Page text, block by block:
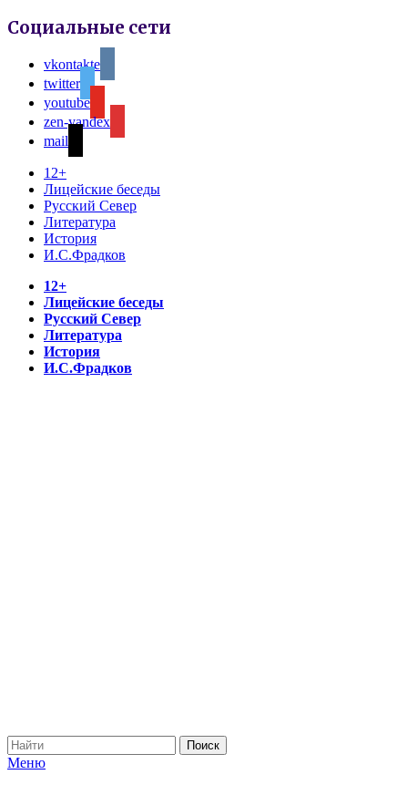
Социальные сети
vkontakte
twitter
youtube
zen-yandex
mail
12+
Лицейские беседы
Русский Север
Литература
История
И.С.Фрадков
12+
Лицейские беседы
Русский Север
Литература
История
И.С.Фрадков
Меню